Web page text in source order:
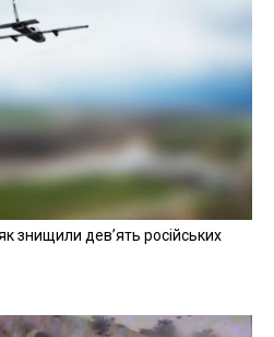
знищили девʼять російських